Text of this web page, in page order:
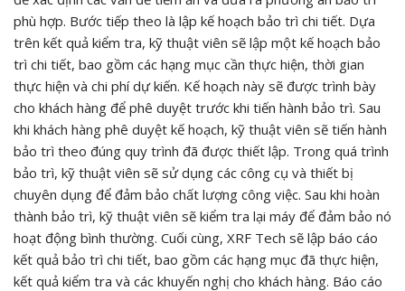
phù hợp. Bước tiếp theo là lập kế hoạch bảo trì chi tiết. Dựa
trên kết quả kiểm tra, kỹ thuật viên sẽ lập một kế hoạch bảo
trì chi tiết, bao gồm các hạng mục cần thực hiện, thời gian
thực hiện và chi phí dự kiến. Kế hoạch này sẽ được trình bày
cho khách hàng để phê duyệt trước khi tiến hành bảo trì. Sau
khi khách hàng phê duyệt kế hoạch, kỹ thuật viên sẽ tiến hành
bảo trì theo đúng quy trình đã được thiết lập. Trong quá trình
bảo trì, kỹ thuật viên sẽ sử dụng các công cụ và thiết bị
chuyên dụng để đảm bảo chất lượng công việc. Sau khi hoàn
thành bảo trì, kỹ thuật viên sẽ kiểm tra lại máy để đảm bảo nó
hoạt động bình thường. Cuối cùng, XRF Tech sẽ lập báo cáo
kết quả bảo trì chi tiết, bao gồm các hạng mục đã thực hiện,
kết quả kiểm tra và các khuyến nghị cho khách hàng. Báo cáo